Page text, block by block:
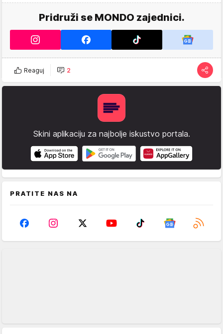
Pridruži se MONDO zajednici.
Reaguj 2
Skini aplikaciju za najbolje iskustvo portala.
PRATITE NAS NA